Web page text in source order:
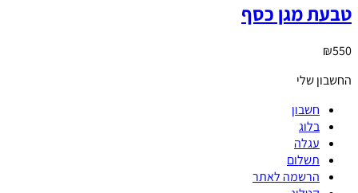
טבעת מגן כסף
₪550
החשבון שלי
חשבון
בלוג
עגלה
תשלום
הרשמה לאתר